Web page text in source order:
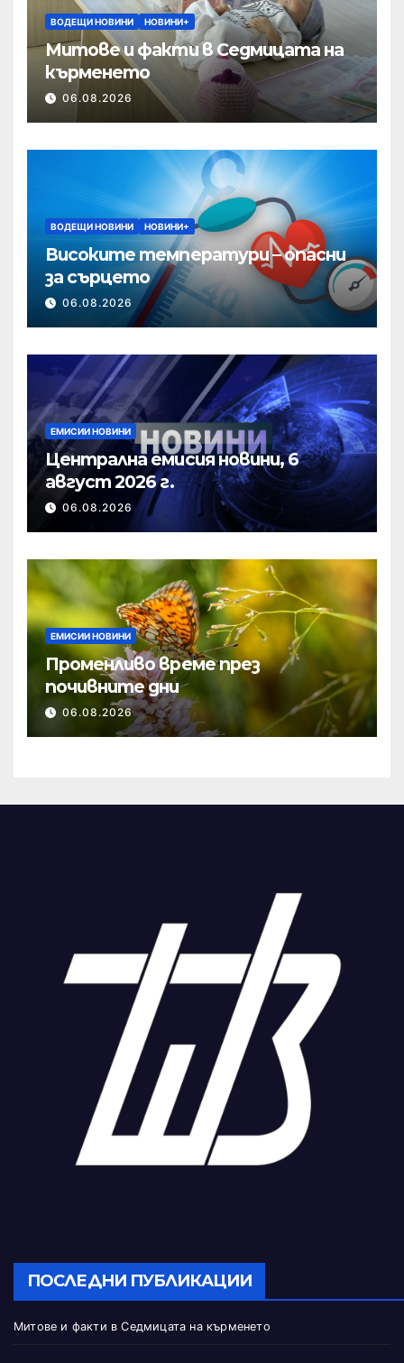
ВОДЕЩИ НОВИНИ НОВИНИ+
Митове и факти в Седмицата на
кърменето
06.08.2026
ВОДЕЩИ НОВИНИ НОВИНИ+
Високите температури – опасни
за сърцето
06.08.2026
ЕМИСИИ НОВИНИ
Централна емисия новини, 6
август 2026 г.
06.08.2026
ЕМИСИИ НОВИНИ
Променливо време през
почивните дни
06.08.2026
ПОСЛЕДНИ ПУБЛИКАЦИИ
Митове и факти в Седмицата на кърменето